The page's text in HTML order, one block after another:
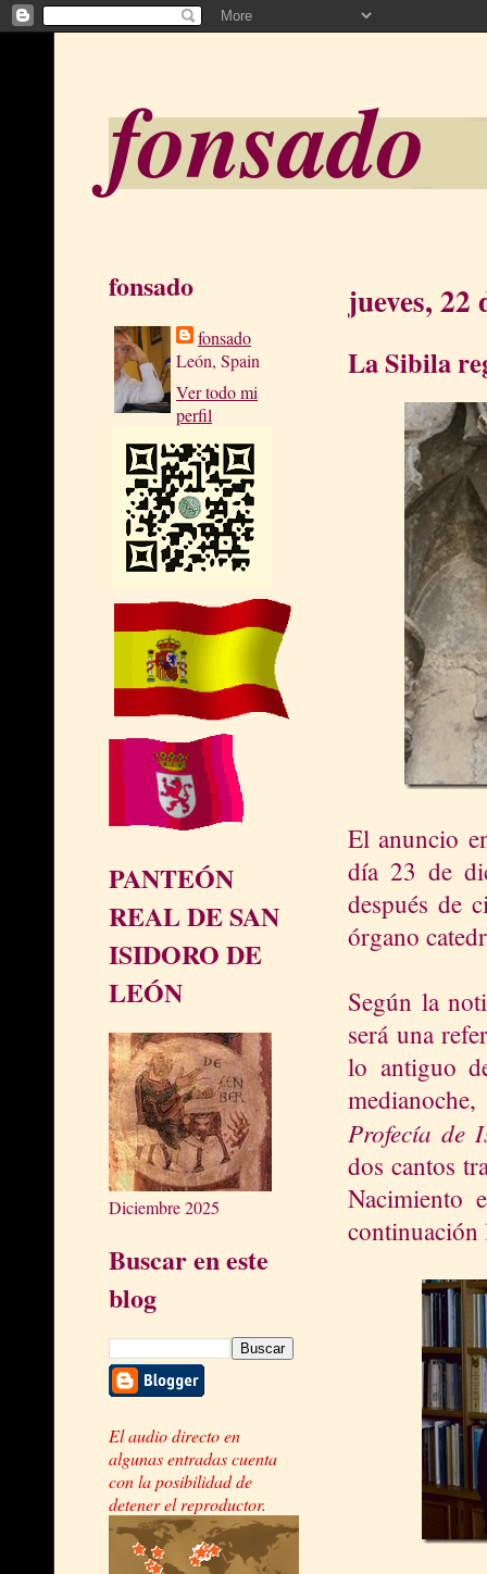
fonsado
fonsado
fonsado
León, Spain
Ver todo mi
perfil
PANTEÓN
REAL DE SAN
ISIDORO DE
LEÓN
Diciembre 2025
Buscar en este
blog
El audio directo en
algunas entradas cuenta
con la posibilidad de
detener el reproductor.
jueves, 22
La Sibila
El anuncio
día 23 de
después de
órgano
Según la
será una
lo antiguo
Profecía de
dos cantos
Nacimiento
continuación